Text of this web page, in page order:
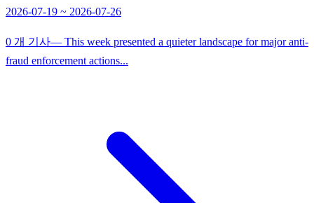
2026-07-19 ~ 2026-07-26
0 개 기사— This week presented a quieter landscape for major anti-
fraud enforcement actions...